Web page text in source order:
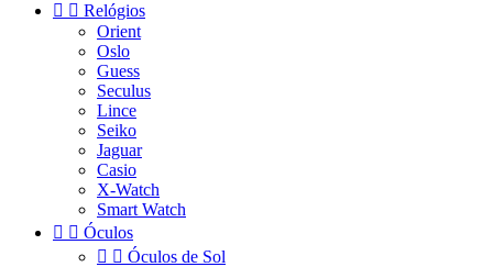
  Relógios
Orient
Oslo
Guess
Seculus
Lince
Seiko
Jaguar
Casio
X-Watch
Smart Watch
  Óculos
  Óculos de Sol